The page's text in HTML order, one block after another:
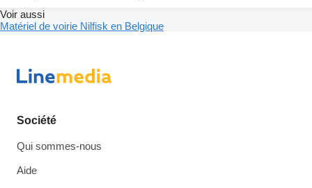
Voir aussi
Matériel de voirie Nilfisk en Belgique
Société
Qui sommes-nous
Aide